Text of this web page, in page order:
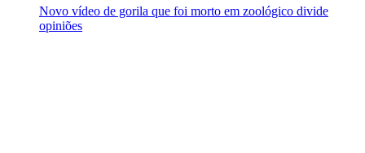
Novo vídeo de gorila que foi morto em zoológico divide
opiniões